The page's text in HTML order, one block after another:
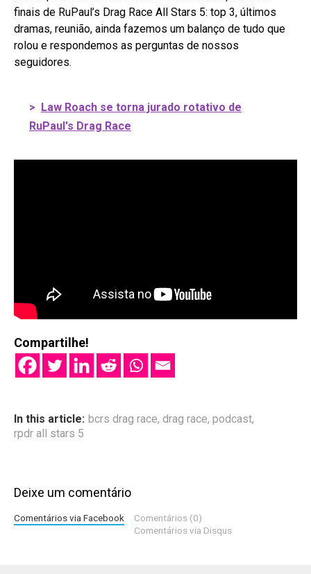
finais de RuPaul’s Drag Race All Stars 5: top 3, últimos
dramas, reunião, ainda fazemos um balanço de tudo que
rolou e respondemos as perguntas de nossos
seguidores.
> Law Roach se torna jurado rotativo de
RuPaul's Drag Race
Compartilhe!
In this article: bcrs drag race, drag race, podcast,
rpdr all stars 5
Deixe um comentário
Comentários via Facebook
Comentários (0)
Comentários via Disqus